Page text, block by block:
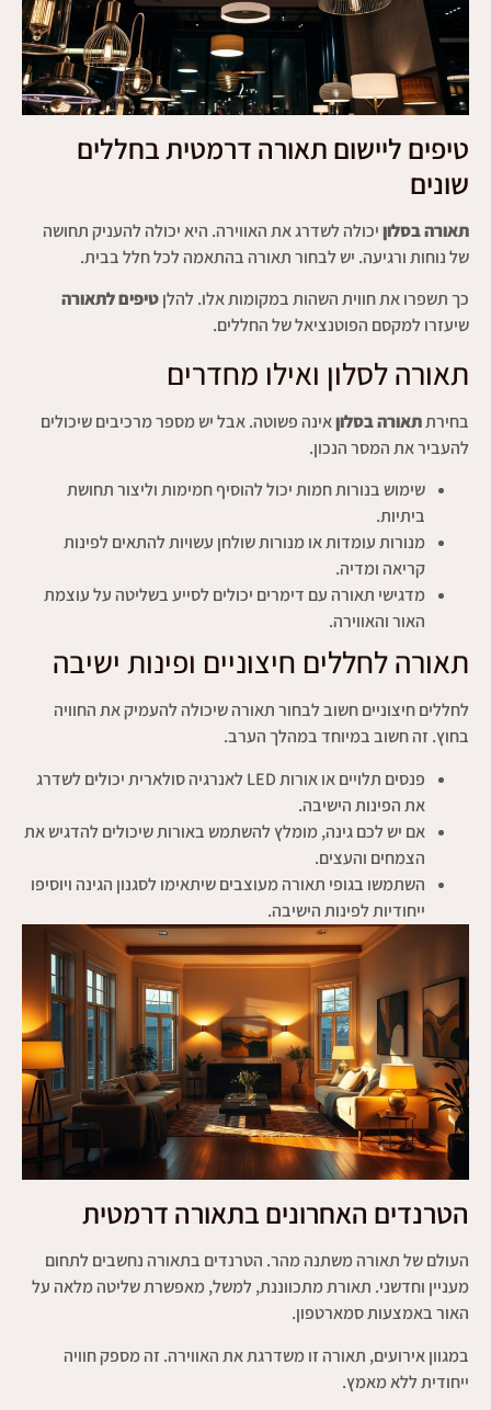
טיפים ליישום תאורה דרמטית בחללים
שונים
תאורה בסלוןיכולה לשדרג את האווירה. היא יכולה להעניק תחושה
של נוחות ורגיעה. יש לבחור תאורה בהתאמה לכל חלל בבית.
כך תשפרו את חווית השהות במקומות אלו. להלןטיפים לתאורה
שיעזרו למקסם הפוטנציאל של החללים.
תאורה לסלון ואילו מחדרים
בחירתתאורה בסלוןאינה פשוטה. אבל יש מספר מרכיבים שיכולים
להעביר את המסר הנכון.
שימוש בנורות חמות יכול להוסיף חמימות וליצור תחושת
ביתיות.
מנורות עומדות או מנורות שולחן עשויות להתאים לפינות
קריאה ומדיה.
מדגישי תאורה עם דימרים יכולים לסייע בשליטה על עוצמת
האור והאווירה.
תאורה לחללים חיצוניים ופינות ישיבה
לחללים חיצוניים חשוב לבחור תאורה שיכולה להעמיק את החוויה
בחוץ. זה חשוב במיוחד במהלך הערב.
פנסים תלויים או אורות LED לאנרגיה סולארית יכולים לשדרג
את הפינות הישיבה.
אם יש לכם גינה, מומלץ להשתמש באורות שיכולים להדגיש את
הצמחים והעצים.
השתמשו בגופי תאורה מעוצבים שיתאימו לסגנון הגינה ויוסיפו
ייחודיות לפינות הישיבה.
הטרנדים האחרונים בתאורה דרמטית
העולם של תאורה משתנה מהר. הטרנדים בתאורה נחשבים לתחום
מעניין וחדשני. תאורת מתכווננת, למשל, מאפשרת שליטה מלאה על
האור באמצעות סמארטפון.
במגוון אירועים, תאורה זו משדרגת את האווירה. זה מספק חוויה
ייחודית ללא מאמץ.